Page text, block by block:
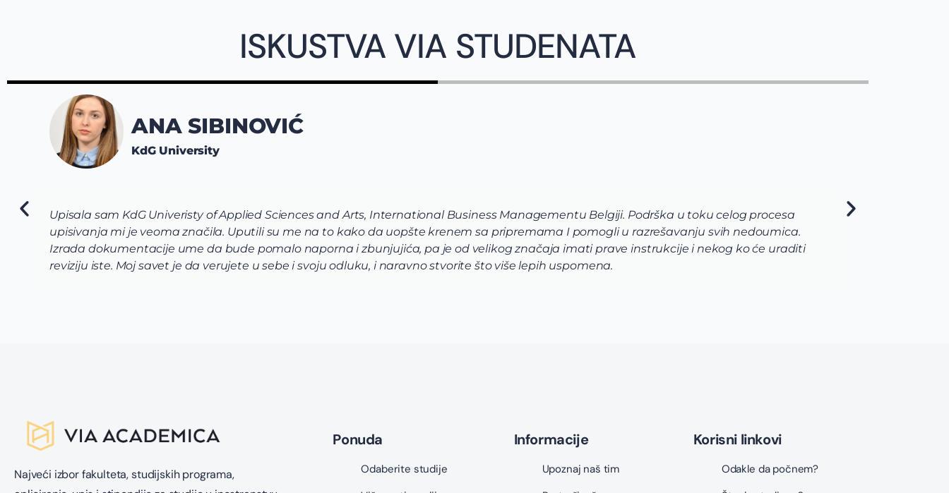
ISKUSTVA VIA STUDENATA
Upisala sam KdG Univeristy of Applied Sciences and Arts, International Business Managementu Belgiji. Podrška u toku celog procesa
upisivanja mi je veoma značila. Uputili su me na to kako da uopšte krenem sa pripremama I pomogli u razrešavanju svih nedoumica.
Izrada dokumentacije ume da bude pomalo naporna i zbunjujića, pa je od velikog značaja imati prave instrukcije i nekog ko će uraditi
reviziju iste. Moj savet je da verujete u sebe i svoju odluku, i naravno stvorite što više lepih uspomena.
ANA SIBINOVIĆ
KdG University
Najveći izbor fakulteta, studijskih programa,
Ponuda
Odaberite studije
Informacije
Upoznaj naš tim
Korisni linkovi
Odakle da počnem?